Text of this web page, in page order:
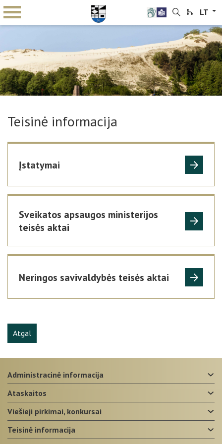
Teisinė informacija
Įstatymai
Sveikatos apsaugos ministerijos
teisės aktai
Neringos savivaldybės teisės aktai
Atgal
administracinė informacija
ataskaitos
viešieji pirkimai, konkursai
teisinė informacija
LT